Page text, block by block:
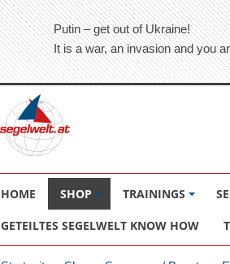
Putin – get out of Ukraine!
It is a war, an invasion and you
HOME SHOP TRAININGS
GETEILTES SEGELWELT KNOW HOW